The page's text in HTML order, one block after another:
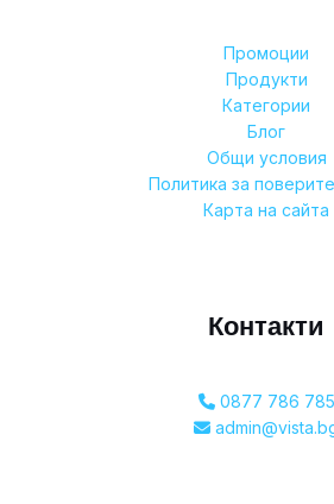
Промоции
Продукти
Категории
Блог
Общи условия
Политика за
Карта на сайта
Контакти
0877 786 785